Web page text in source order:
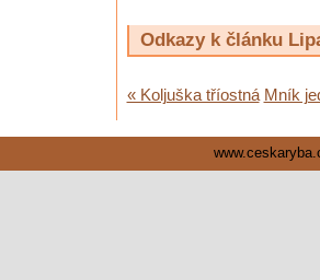
Odkazy k článku
« Koljuška tříostná Mník